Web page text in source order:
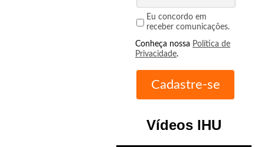
Eu concordo em
receber comunicações.
Conheça nossa Política de
Privacidade.
Vídeos IHU